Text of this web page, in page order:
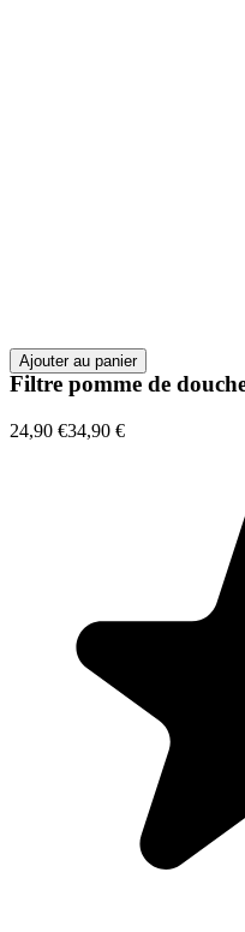
Ajouter au panier
Filtre pomme de
24,90 €34,90 €